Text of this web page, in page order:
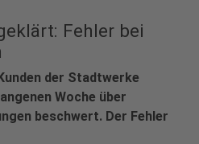
Fehler bei
der Stadtwerke
Woche über
beschwert. Der Fehler